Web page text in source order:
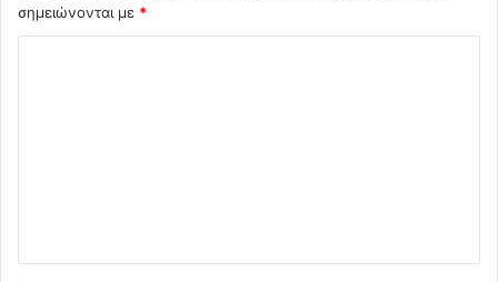
σημειώνονται με *